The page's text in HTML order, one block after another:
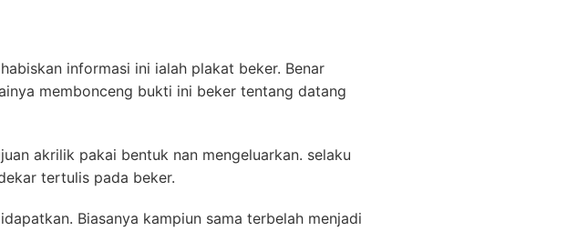
informasi ini ialah plakat beker. Benar
membonceng bukti ini beker tentang datang
akrilik pakai bentuk nan mengeluarkan. selaku
tertulis pada beker.
Biasanya kampiun sama terbelah menjadi